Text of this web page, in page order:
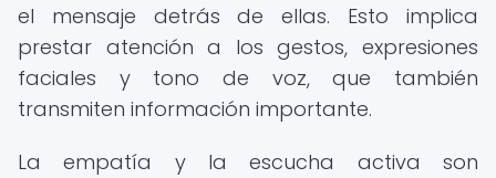
el mensaje detrás de ellas. Esto implica
prestar atención a los gestos, expresiones
faciales y tono de voz, que también
transmiten información importante.
La empatía y la escucha activa son